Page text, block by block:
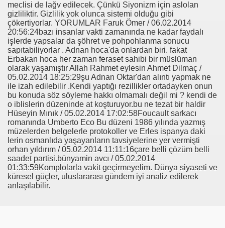
meclisi de lağv edilecek. Çünkü Siyonizm için aslolan
gizliliktir. Gizlilik yok olunca sistemi olduğu gibi
çökertiyorlar. YORUMLAR Faruk Ömer / 06.02.2014
20:56:24bazı insanlar vakti zamanında ne kadar faydalı
işlerde yapsalar da şöhret ve pohpohlanma sonucu
sapıtabiliyorlar . Adnan hoca'da onlardan biri. fakat
Erbakan hoca her zaman feraset sahibi bir müslüman
olarak yaşamıştır Allah Rahmet eylesin Ahmet Dilmaç /
05.02.2014 18:25:29şu Adnan Oktar'dan alıntı yapmak ne
ile izah edilebilir .Kendi yaptığı rezillikler ortadayken onun
bu konuda söz söyleme hakkı olmamalı değil mi ? kendi de
o iblislerin düzeninde at koşturuyor.bu ne tezat bir haldir
Hüseyin Mınık / 05.02.2014 17:02:58Foucault sarkacı
romanında Umberto Eco Bu düzeni 1986 yılında yazmış
müzelerden belgelerle protokoller ve Erles ispanya daki
lerin osmanlıda yaşayanların tavsiyelerine yer vermişti
orhan yıldırım / 05.02.2014 11:11:16çare belli çözüm belli
saadet partisi.bünyamin avcı / 05.02.2014
01:33:59Komplolarla vakit geçirmeyelim. Dünya siyaseti ve
küresel güçler, uluslararası gündem iyi analiz edilerek
anlaşılabilir.
İBNİ RÜŞD